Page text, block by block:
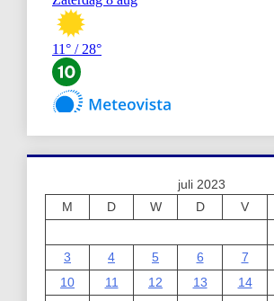
juli 2023
M
D W D V
3
4 5 6 7
10
11 12 13 14